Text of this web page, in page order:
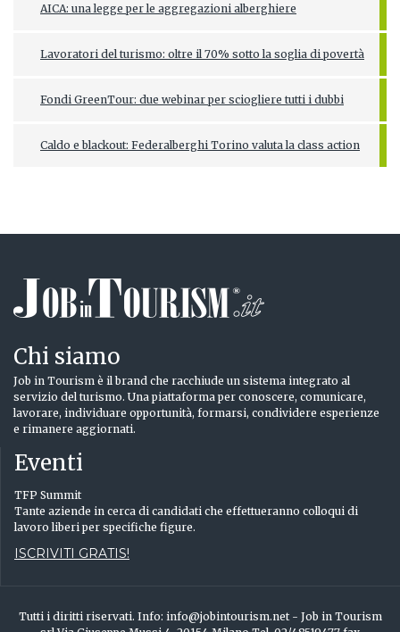
AICA: una legge per le aggregazioni alberghiere
Lavoratori del turismo: oltre il 70% sotto la soglia di povertà
Fondi GreenTour: due webinar per sciogliere tutti i dubbi
Caldo e blackout: Federalberghi Torino valuta la class action
Chi siamo
Job in Tourism è il brand che racchiude un sistema integrato al
servizio del turismo. Una piattaforma per conoscere, comunicare,
lavorare, individuare opportunità, formarsi, condividere esperienze
e rimanere aggiornati.
Eventi
TFP Summit
Tante aziende in cerca di candidati che effettueranno colloqui di
lavoro liberi per specifiche figure.
ISCRIVITI GRATIS!
Tutti i diritti riservati. Info: info@jobintourism.net - Job in Tourism